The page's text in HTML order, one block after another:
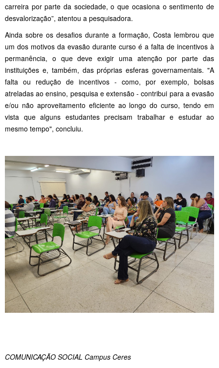
carreira por parte da sociedade, o que ocasiona o sentimento de
desvalorização”, atentou a pesquisadora.
Ainda sobre os desafios durante a formação, Costa lembrou que
um dos motivos da evasão durante curso é a falta de incentivos à
permanência, o que deve exigir uma atenção por parte das
instituições e, também, das próprias esferas governamentais. "A
falta ou redução de incentivos - como, por exemplo, bolsas
atreladas ao ensino, pesquisa e extensão - contribui para a evasão
e/ou não aproveitamento eficiente ao longo do curso, tendo em
vista que alguns estudantes precisam trabalhar e estudar ao
mesmo tempo", concluiu.
COMUNICAÇÃO SOCIAL Campus Ceres